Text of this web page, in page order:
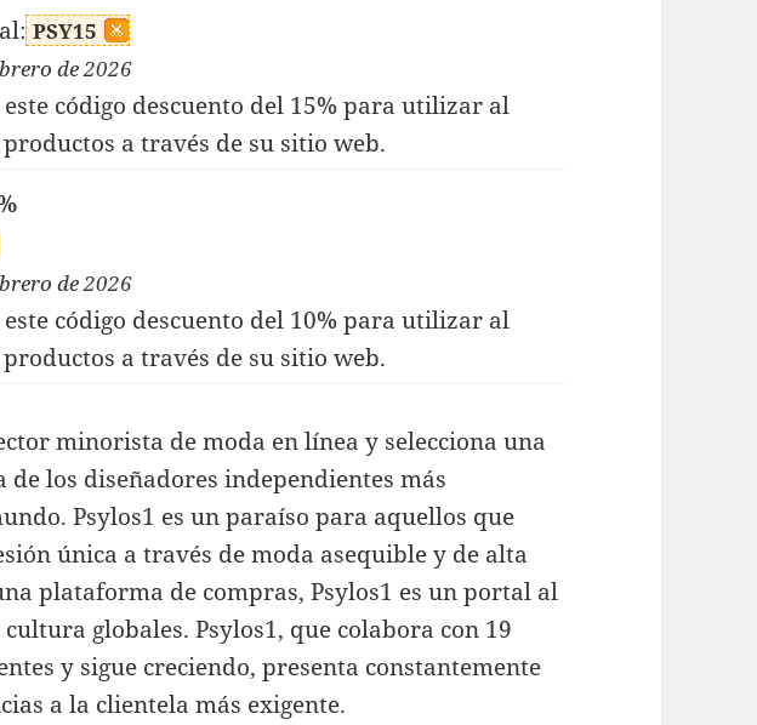
PSY15
de 2026
este código descuento del 15% para utilizar al
a través de su sitio web.
de 2026
este código descuento del 10% para utilizar al
a través de su sitio web.
minorista de moda en línea y selecciona una
de los diseñadores independientes más
Psylos1 es un paraíso para aquellos que
única a través de moda asequible y de alta
plataforma de compras, Psylos1 es un portal al
globales. Psylos1, que colabora con 19
y sigue creciendo, presenta constantemente
a la clientela más exigente.